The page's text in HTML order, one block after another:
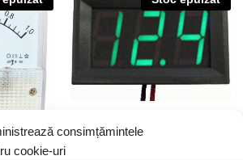
consimțămintele
cookie-uri